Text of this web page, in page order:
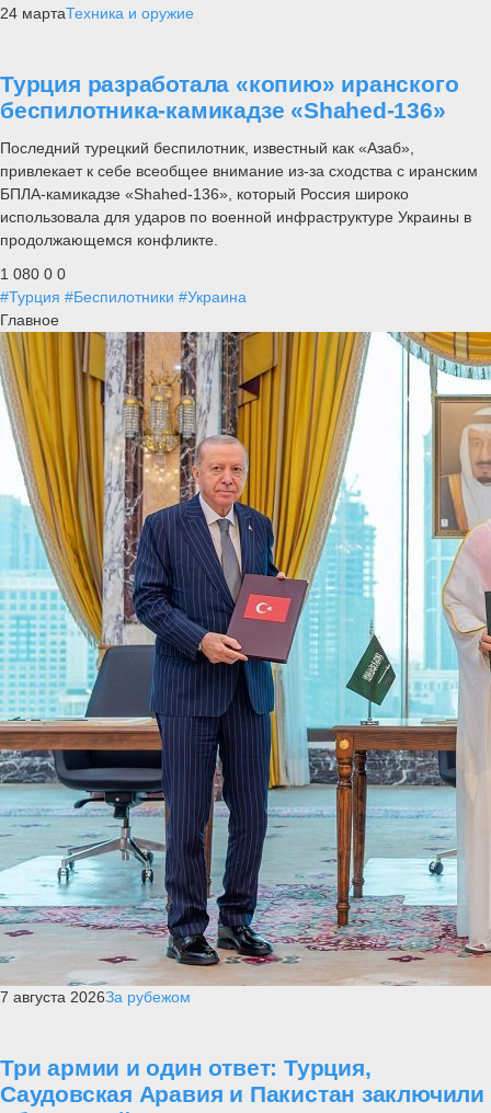
24 мартаТехника и оружие
Турция разработала «копию» иранского
беспилотника-камикадзе «Shahed-136»
Последний турецкий беспилотник, известный как «Азаб»,
привлекает к себе всеобщее внимание из-за сходства с иранским
БПЛА-камикадзе «Shahed-136», который Россия широко
использовала для ударов по военной инфраструктуре Украины в
продолжающемся конфликте.
1 080 0 0
#Турция #Беспилотники #Украина
Главное
7 августа 2026За рубежом
Три армии и один ответ: Турция,
Саудовская Аравия и Пакистан заключили